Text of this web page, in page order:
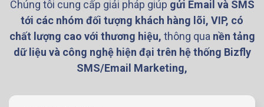
Chúng tôi cung cấp giải pháp giúp gửi Email và SMS
tới các nhóm đối tượng khách hàng lõi, VIP, có
chất lượng cao với thương hiệu, thông qua nền tảng
dữ liệu và công nghệ hiện đại trên hệ thống Bizfly
SMS/Email Marketing,